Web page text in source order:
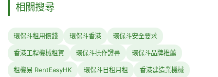
相關搜尋
環保斗租用價錢 環保斗香港 環保斗安全要求
香港工程機械租賃 環保斗操作證書 環保斗品牌推薦
租機易 RentEasyHK 環保斗日租月租 香港建造業機械